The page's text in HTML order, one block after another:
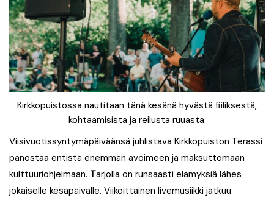
Kirkkopuistossa nautitaan tänä kesänä hyvästä fiiliksestä,
kohtaamisista ja reilusta ruuasta.
Viisivuotissyntymäpäiväänsä juhlistava Kirkkopuiston Terassi
panostaa entistä enemmän avoimeen ja maksuttomaan
kulttuuriohjelmaan. Tarjolla on runsaasti elämyksiä lähes
jokaiselle kesäpäivälle. Viikoittainen livemusiikki jatkuu